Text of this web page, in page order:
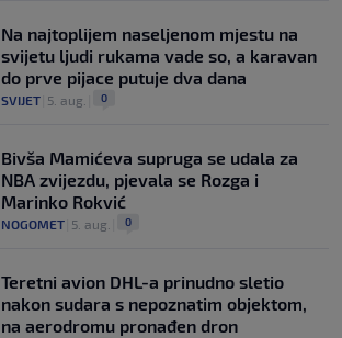
Na najtoplijem naseljenom mjestu na
svijetu ljudi rukama vade so, a karavan
do prve pijace putuje dva dana
SVIJET 5. aug. 0
Bivša Mamićeva supruga se udala za
NBA zvijezdu, pjevala se Rozga i
Marinko Rokvić
NOGOMET 5. aug. 0
Teretni avion DHL-a prinudno sletio
nakon sudara s nepoznatim objektom,
na aerodromu pronađen dron